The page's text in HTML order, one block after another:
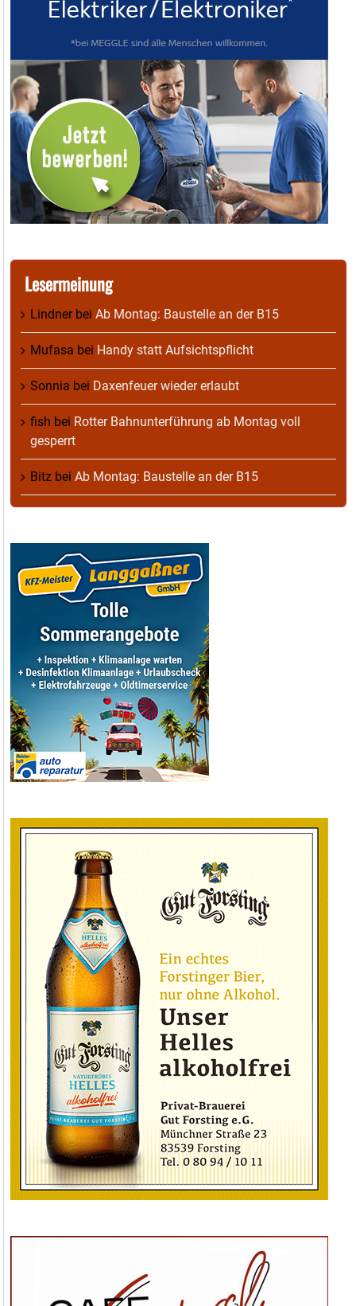
Lesermeinung
Lindnerbei Ab Montag: Baustelle an der B15
Mufasa bei Handy statt Aufsichtspflicht
Sonnia bei Daxenfeuer wieder erlaubt
fish bei Rotter Bahnunterführung ab Montag voll
gesperrt
Bitz bei Ab Montag: Baustelle an der B15